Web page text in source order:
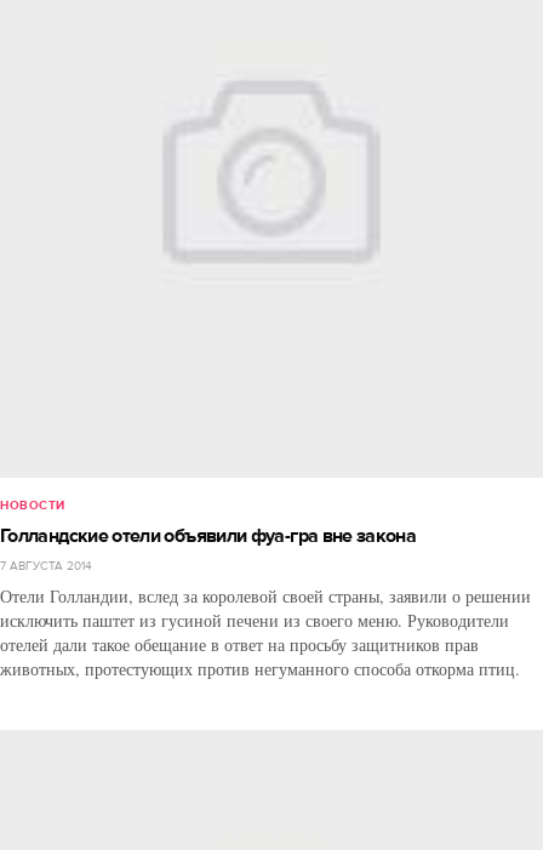
НОВОСТИ
Голландские отели объявили фуа-гра вне закона
7 АВГУСТА 2014
Отели Голландии, вслед за королевой своей страны, заявили о решении
исключить паштет из гусиной печени из своего меню. Руководители
отелей дали такое обещание в ответ на просьбу защитников прав
животных, протестующих против негуманного способа откорма птиц.